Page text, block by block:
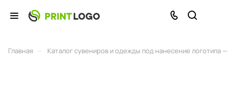
Главная Каталог сувениров и одежды под нанесение логотипа